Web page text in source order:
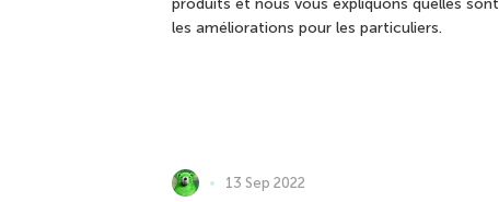
produits et nous vous expliquons quelles sont
les améliorations pour les particuliers.
13 Sep 2022